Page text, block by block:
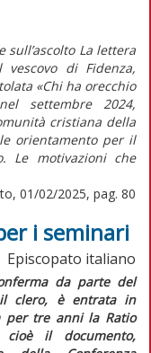
sull’ascolto La lettera
vescovo di Fidenza,
«Chi ha orecchio
settembre 2024,
cristiana della
orientamento per il
Le motivazioni che
01/02/2025, pag. 80
i seminari
Episcopato italiano
da parte del
clero, è entrata in
per tre anni la Ratio
cioè il documento,